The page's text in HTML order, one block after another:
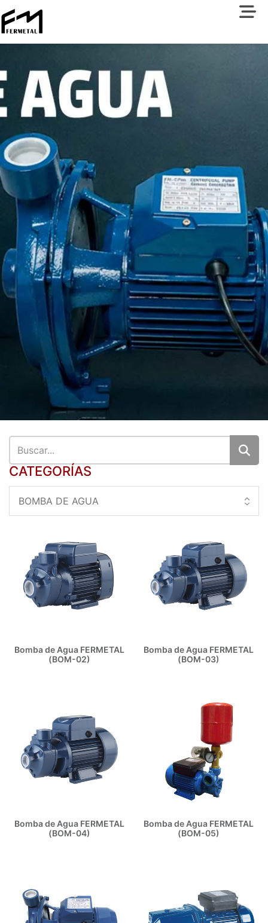
CATEGORÍAS
Bomba de Agua FERMETAL
(BOM-02)
Bomba de Agua FERMETAL
(BOM-03)
Bomba de Agua FERMETAL
(BOM-04)
Bomba de Agua FERMETAL
(BOM-05)